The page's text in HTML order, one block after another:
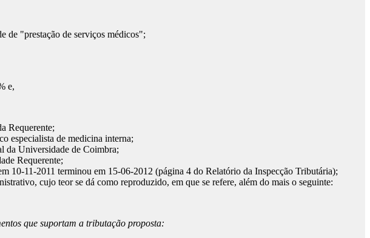
de "prestação de serviços médicos";
e,
Requerente;
especialista de medicina interna;
da Universidade de Coimbra;
Requerente;
10-11-2011 terminou em 15-06-2012 (página 4 do Relatório da Inspecção Tributária);
cujo teor se dá como reproduzido, em que se refere, além do mais o seguinte:
que suportam a tributação proposta: